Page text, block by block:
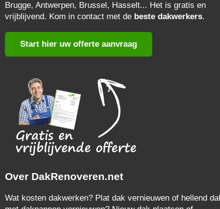
Brugge, Antwerpen, Brussel, Hasselt... Het is gratis en
vrijblijvend. Kom in contact met de beste dakwerkers.
Start hier uw offerte aanvraag
Over DakRenoveren.net
Wat kosten dakwerken? Plat dak vernieuwen of hellend